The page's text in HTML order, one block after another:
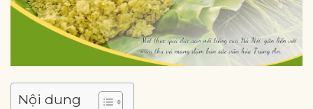
Nội dung